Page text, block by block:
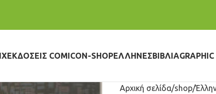
ΕΚΔΌΣΕΙΣ COMICON-SHOPΈΛΛΗΝΕΣΒΙΒΛΊΑ
Αρχική σελίδα shop